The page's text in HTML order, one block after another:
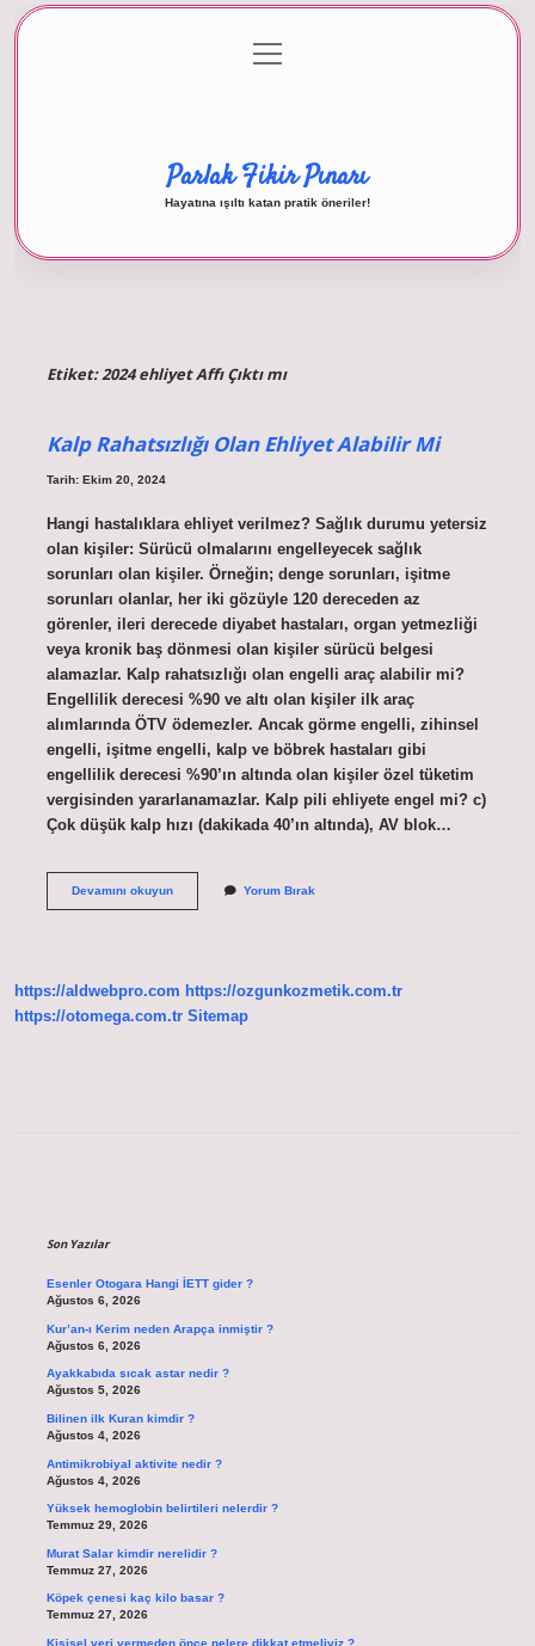
Gizlilik Politikası
menüyü
aç
Parlak Fikir Pınarı
Hayatına ışıltı katan pratik öneriler!
Etiket:2024 ehliyet Affı Çıktı mı
Kalp Rahatsızlığı Olan Ehliyet Alabilir Mi
Tarih: Ekim 20, 2024
Hangi hastalıklara ehliyet verilmez? Sağlık durumu yetersiz
olan kişiler: Sürücü olmalarını engelleyecek sağlık
sorunları olan kişiler. Örneğin; denge sorunları, işitme
sorunları olanlar, her iki gözüyle 120 dereceden az
görenler, ileri derecede diyabet hastaları, organ yetmezliği
veya kronik baş dönmesi olan kişiler sürücü belgesi
alamazlar. Kalp rahatsızlığı olan engelli araç alabilir mi?
Engellilik derecesi %90 ve altı olan kişiler ilk araç
alımlarında ÖTV ödemezler. Ancak görme engelli, zihinsel
engelli, işitme engelli, kalp ve böbrek hastaları gibi
engellilik derecesi %90’ın altında olan kişiler özel tüketim
vergisinden yararlanamazlar. Kalp pili ehliyete engel mi? c)
Çok düşük kalp hızı (dakikada 40’ın altında), AV blok…
Devamını okuyunKalp
Yorum Bırak
https://aldwebpro.com https://ozgunkozmetik.com.tr
https://otomega.com.tr Sitemap
Son Yazılar
Esenler Otogara Hangi İETT gider ?
Ağustos 6, 2026
Kur’an-ı Kerim neden Arapça inmiştir ?
Ağustos 6, 2026
Ayakkabıda sıcak astar nedir ?
Ağustos 5, 2026
Bilinen ilk Kuran kimdir ?
Ağustos 4, 2026
Antimikrobiyal aktivite nedir ?
Ağustos 4, 2026
Yüksek hemoglobin belirtileri nelerdir ?
Temmuz 29, 2026
Murat Salar kimdir nerelidir ?
Temmuz 27, 2026
Köpek çenesi kaç kilo basar ?
Temmuz 27, 2026
Kişisel veri vermeden önce nelere dikkat etmeliyiz ?